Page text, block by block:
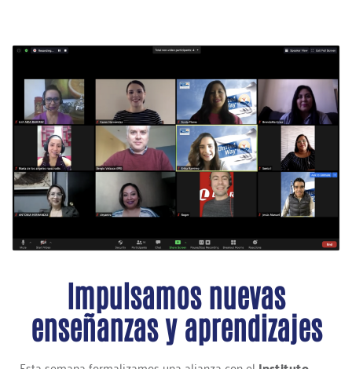
Impulsamos nuevas
enseñanzas y aprendizajes